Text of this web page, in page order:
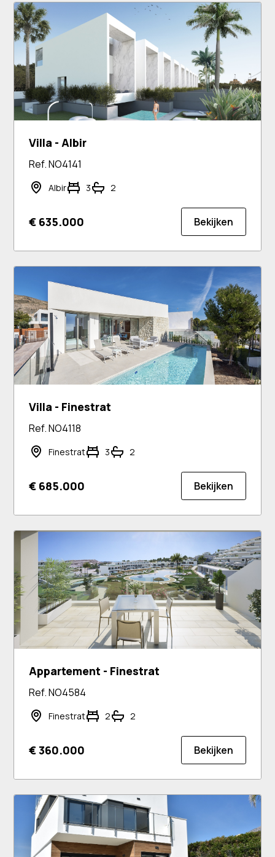
Villa - Albir
Ref. NO4141
Albir 3 2
€ 635.000 Bekijken
Villa - Finestrat
Ref. NO4118
Finestrat 3 2
€ 685.000 Bekijken
Appartement - Finestrat
Ref. NO4584
Finestrat 2 2
€ 360.000 Bekijken